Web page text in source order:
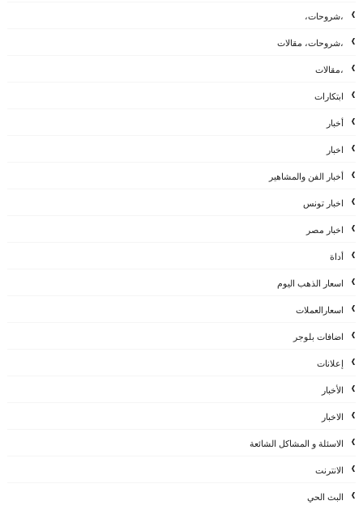
،شروحات،
،شروحات، مقالات
،مقالات
ابتكارات
أخبار
اخبار
أخبار الفن والمشاهير
اخبار تونس
اخبار مصر
أداة
اسعار الذهب اليوم
اسعارالعملات
اضافات بلوجر
إعلانات
الأخبار
الاخبار
الاسئلة و المشاكل الشائعة
الانترنت
البث الحي